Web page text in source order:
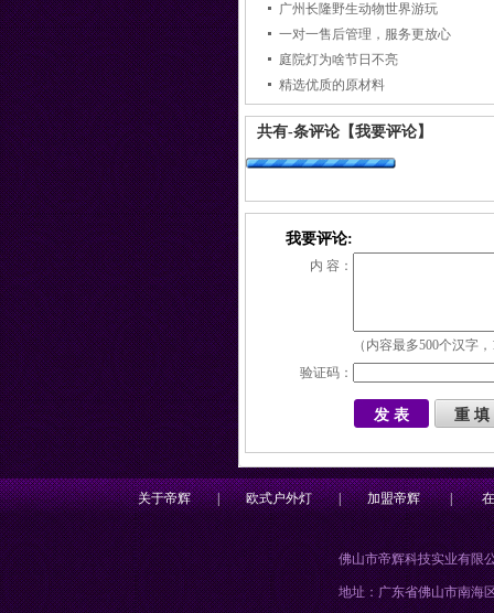
广州长隆野生动物世界游玩
一对一售后管理，服务更放心
庭院灯为啥节日不亮
精选优质的原材料
共有-条评论 【我要评论】
我要评论:
内 容：
（内容最多500个汉字
验证码：
关于帝辉 | 欧式户外灯 | 加盟帝辉 |
佛山市帝辉科技实业有限
地址：广东省佛山市南海